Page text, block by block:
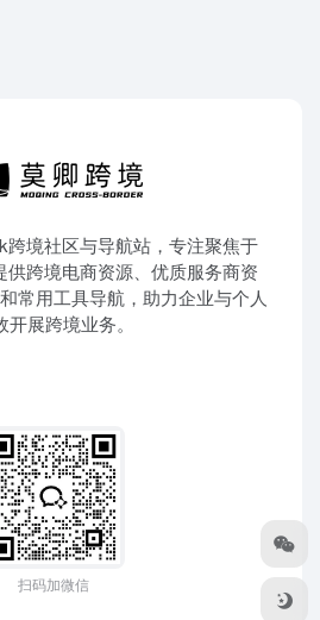
跨境社区与导航站，专注聚焦于
供跨境电商资源、优质服务商资
常用工具导航，助力企业与个人
开展跨境业务。
扫码加微信